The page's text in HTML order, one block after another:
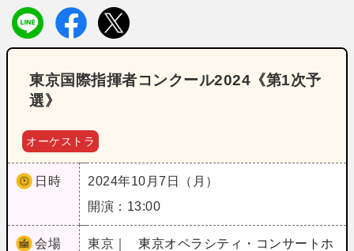
東京国際指揮者コンクール2024《第1次予
選》
オーケストラ
日時
2024年10月7日（月）
開演：13:00
会場 東京｜
東京オペラシティ・コンサートホ